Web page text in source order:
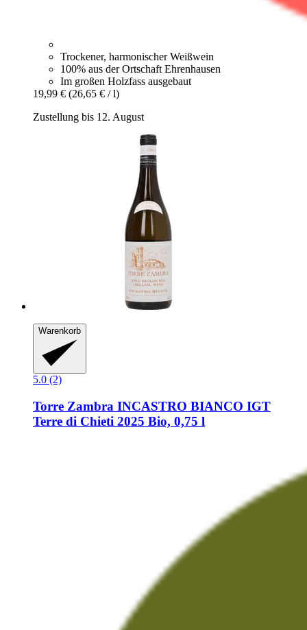
Trockener, harmonischer Weißwein
100% aus der Ortschaft Ehrenhausen
Im großen Holzfass ausgebaut
19,99 € (26,65 € / l)
Zustellung bis 12. August
Warenkorb
5.0 (2)
Torre Zambra INCASTRO BIANCO IGT
Terre di Chieti 2025 Bio, 0,75 l